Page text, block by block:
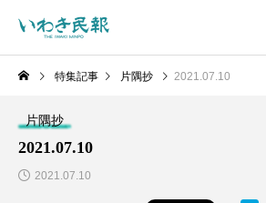
特集記事 片隅抄 2021.07.10
片隅抄
2021.07.10
2021.07.10